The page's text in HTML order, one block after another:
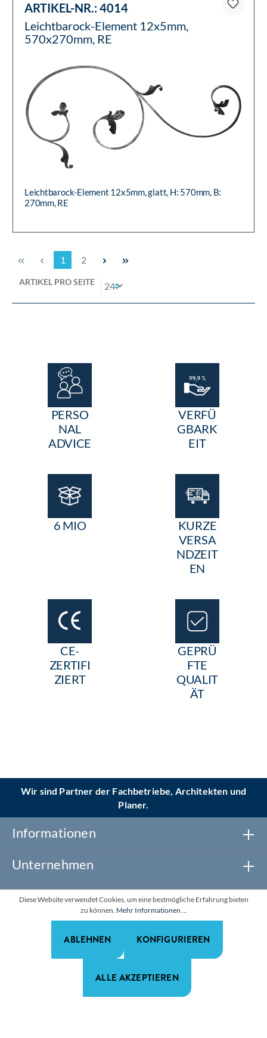
ARTIKEL-NR.:4014
Leichtbarock-Element 12x5mm,
570x270mm, RE
Leichtbarock-Element 12x5mm, glatt, H: 570mm, B:
270mm, RE
1 2
ARTIKEL PRO SEITE
PERSO
NAL
ADVICE
VERFÜ
GBARK
EIT
6 MIO
KURZE
VERSA
NDZEIT
EN
CE-
ZERTIFI
ZIERT
GEPRÜ
FTE
QUALIT
ÄT
Wir sind Partner der Fachbetriebe, Architekten und
Planer.
Informationen
Unternehmen
Newsletter abonnieren
*Alle Preise zzgl. gesetzl. Mehrwertsteuer. Alle Rechte
vorbehalten.
Diese Website verwendet Cookies, um eine bestmögliche Erfahrung bieten
zu können. Mehr Informationen ...
ABLEHNEN KONFIGURIEREN
ALLE AKZEPTIEREN